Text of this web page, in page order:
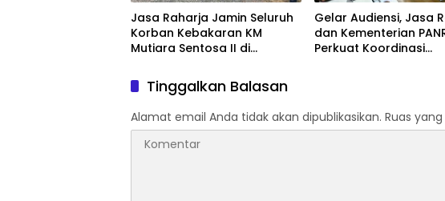
Jasa Raharja Jamin Seluruh
Korban Kebakaran KM
Mutiara Sentosa II di
Gelar Audiensi, Jasa
dan Kementerian
Perkuat Koordinasi
Tinggalkan Balasan
Alamat email Anda tidak akan dipublikasikan. Ruas